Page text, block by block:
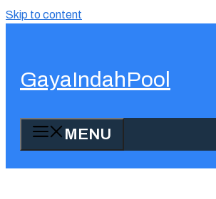
Skip to content
GayaIndahPool
MENU